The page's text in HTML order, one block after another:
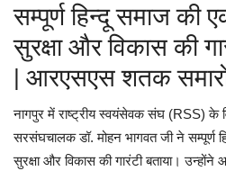
About Us
Apply for News Rath Media ID
सम्पूर्ण हिन्दू समाज की
सुरक्षा और विकास की
| आरएसएस शतक
नागपुर में राष्ट्रीय स्वयंसेवक संघ (RSS) के
सरसंघचालक डॉ. मोहन भागवत जी ने सम्पूर्ण
सुरक्षा और विकास की गारंटी बताया। उन्होंने